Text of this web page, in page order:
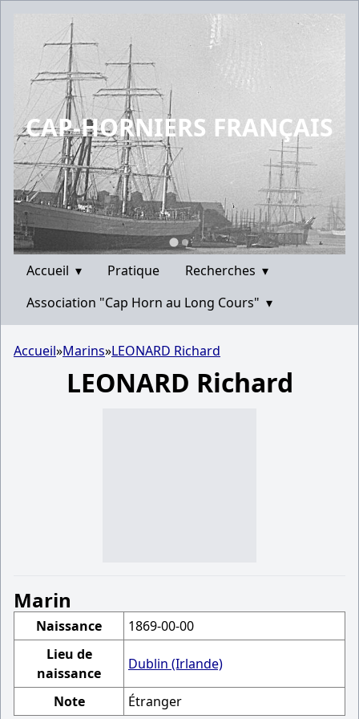
CAP-HORNIERS FRANÇAIS
Accueil ▾ Pratique Recherches ▾
Association "Cap Horn au Long Cours" ▾
Accueil»Marins»LEONARD Richard
LEONARD Richard
Marin
Naissance
1869-00-00
Lieu de
naissance
Dublin (Irlande)
Note Étranger